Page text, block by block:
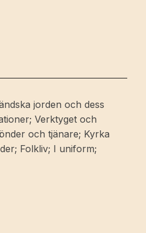
jorden och dess
Verktyget och
och tjänare; Kyrka
Folkliv; I uniform;